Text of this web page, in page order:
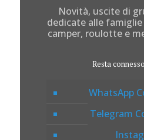
Novità, uscite di
dedicate alle
camper, roulotte e
Resta
WhatsApp
Telegram